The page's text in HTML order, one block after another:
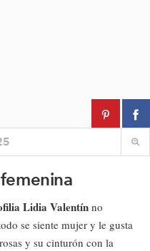
Lidia Valentín no
se siente mujer y le gusta
y su cinturón con la